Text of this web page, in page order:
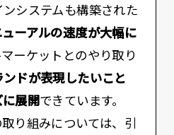
システムも構築された
ーアルの速度が大幅に
ーケットとのやり取り
ンドが表現したいこと
に展開できています。
り組みについては、引